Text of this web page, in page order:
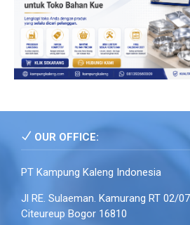
OUR OFFICE:
PT Kampung Kaleng Indonesia
Jl RE. Sulaeman. Kamurang RT 02/
Citeureup Bogor 16810